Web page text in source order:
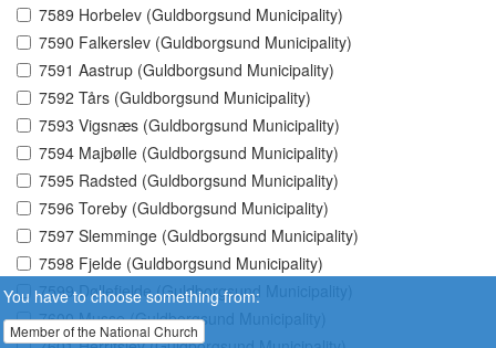
7589 Horbelev (Guldborgsund Municipality)
7590 Falkerslev (Guldborgsund Municipality)
7591 Aastrup (Guldborgsund Municipality)
7592 Tårs (Guldborgsund Municipality)
7593 Vigsnæs (Guldborgsund Municipality)
7594 Majbølle (Guldborgsund Municipality)
7595 Radsted (Guldborgsund Municipality)
7596 Toreby (Guldborgsund Municipality)
7597 Slemminge (Guldborgsund Municipality)
7598 Fjelde (Guldborgsund Municipality)
7599 Døllefjelde (Guldborgsund Municipality)
7600 Musse (Guldborgsund Municipality)
You have to choose something from:
Member of the National Church